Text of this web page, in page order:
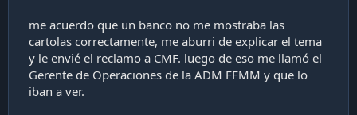
me acuerdo que un banco no me mostraba las
cartolas correctamente, me aburri de explicar el tema
y le envié el reclamo a CMF. luego de eso me llamó el
Gerente de Operaciones de la ADM FFMM y que lo
iban a ver.